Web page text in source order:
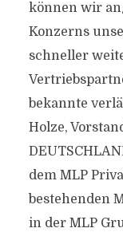
können wir
Konzerns
schneller
bekannte
Holze,
dem MLP
bestehenden
in der MLP